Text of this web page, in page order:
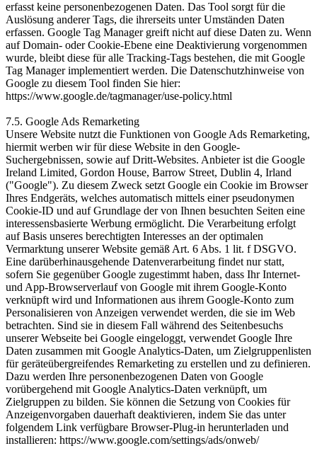
erfasst keine personenbezogenen Daten. Das Tool sorgt für die
Auslösung anderer Tags, die ihrerseits unter Umständen Daten
erfassen. Google Tag Manager greift nicht auf diese Daten zu. Wenn
auf Domain- oder Cookie-Ebene eine Deaktivierung vorgenommen
wurde, bleibt diese für alle Tracking-Tags bestehen, die mit Google
Tag Manager implementiert werden. Die Datenschutzhinweise von
Google zu diesem Tool finden Sie hier:
https://www.google.de/tagmanager/use-policy.html
7.5. Google Ads Remarketing
Unsere Website nutzt die Funktionen von Google Ads Remarketing,
hiermit werben wir für diese Website in den Google-
Suchergebnissen, sowie auf Dritt-Websites. Anbieter ist die Google
Ireland Limited, Gordon House, Barrow Street, Dublin 4, Irland
("Google"). Zu diesem Zweck setzt Google ein Cookie im Browser
Ihres Endgeräts, welches automatisch mittels einer pseudonymen
Cookie-ID und auf Grundlage der von Ihnen besuchten Seiten eine
interessensbasierte Werbung ermöglicht. Die Verarbeitung erfolgt
auf Basis unseres berechtigten Interesses an der optimalen
Vermarktung unserer Website gemäß Art. 6 Abs. 1 lit. f DSGVO.
Eine darüberhinausgehende Datenverarbeitung findet nur statt,
sofern Sie gegenüber Google zugestimmt haben, dass Ihr Internet-
und App-Browserverlauf von Google mit ihrem Google-Konto
verknüpft wird und Informationen aus ihrem Google-Konto zum
Personalisieren von Anzeigen verwendet werden, die sie im Web
betrachten. Sind sie in diesem Fall während des Seitenbesuchs
unserer Webseite bei Google eingeloggt, verwendet Google Ihre
Daten zusammen mit Google Analytics-Daten, um Zielgruppenlisten
für geräteübergreifendes Remarketing zu erstellen und zu definieren.
Dazu werden Ihre personenbezogenen Daten von Google
vorübergehend mit Google Analytics-Daten verknüpft, um
Zielgruppen zu bilden. Sie können die Setzung von Cookies für
Anzeigenvorgaben dauerhaft deaktivieren, indem Sie das unter
folgendem Link verfügbare Browser-Plug-in herunterladen und
installieren: https://www.google.com/settings/ads/onweb/